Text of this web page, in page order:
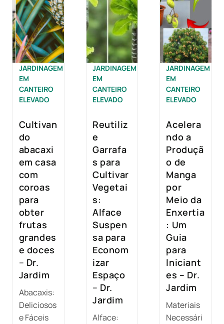
JARDINAGEM
EM
CANTEIRO
ELEVADO
Cultivan
do
abacaxi
em casa
com
coroas
para
obter
frutas
grandes
e doces
– Dr.
Jardim
Abacaxis:
Deliciosos
e Fáceis
JARDINAGEM
EM
CANTEIRO
ELEVADO
Reutiliz
e
Garrafa
s para
Cultivar
Vegetai
s:
Alface
Suspen
sa para
Econom
izar
Espaço
– Dr.
Jardim
Alface:
JARDINAGEM
EM
CANTEIRO
ELEVADO
Acelera
ndo a
Produçã
o de
Manga
por
Meio da
Enxertia
: Um
Guia
para
Iniciant
es – Dr.
Jardim
Materiais
Necessári